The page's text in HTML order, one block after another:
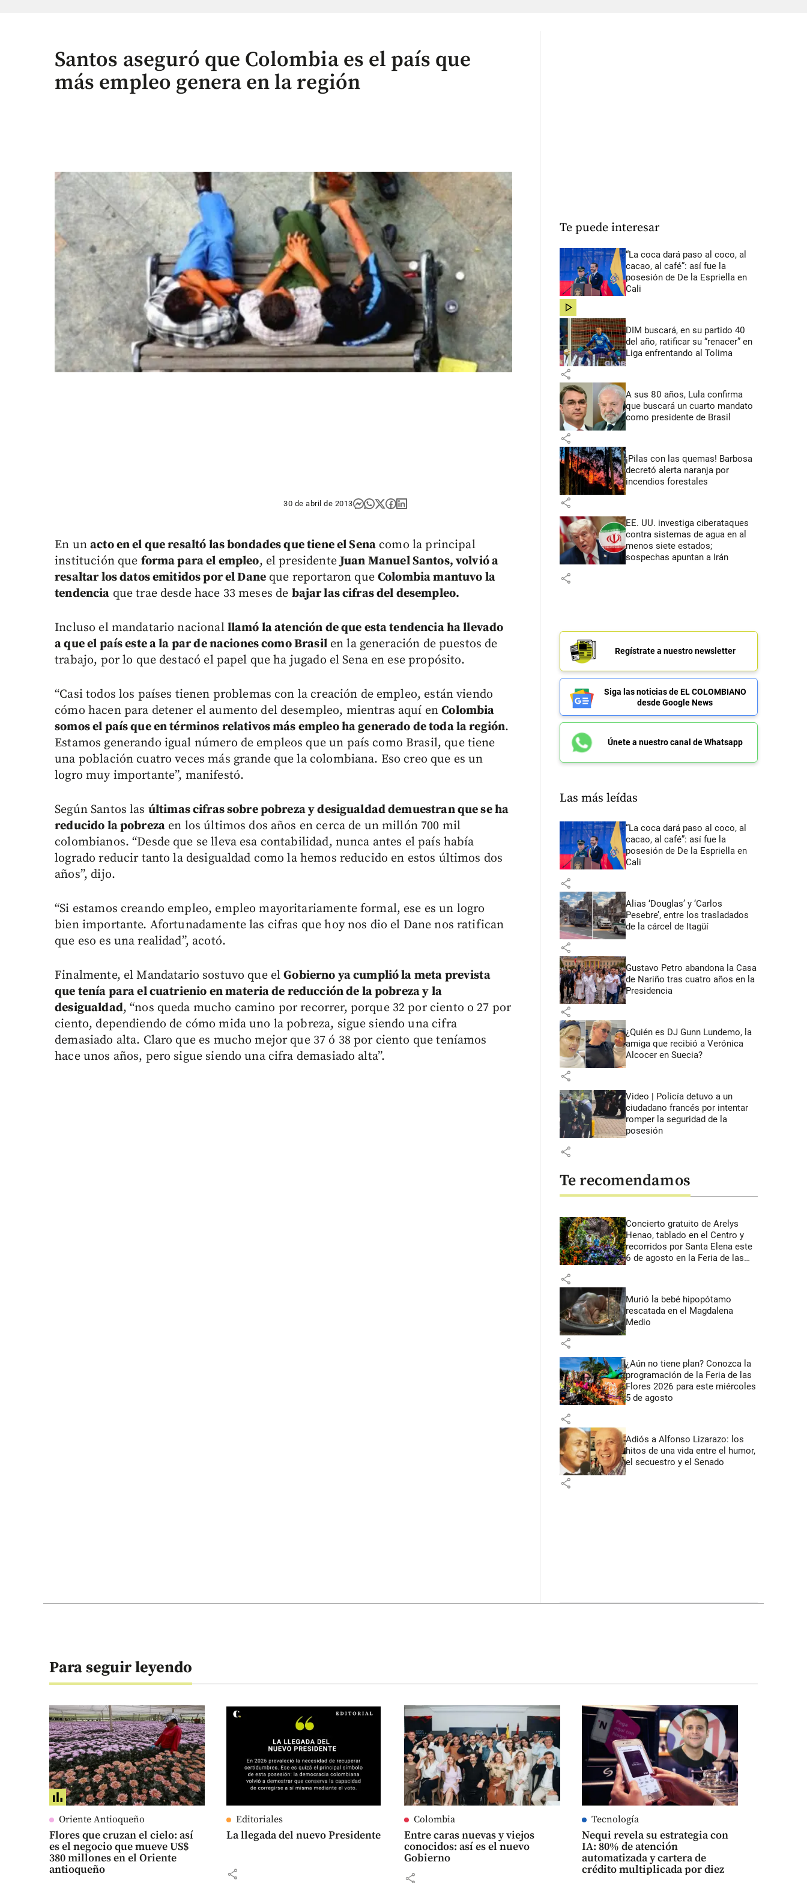
Santos aseguró que Colombia es el país que
más empleo genera en la región
30 de abril de 2013
En unacto en el que resaltó las bondades que tiene el Sena como la principal
institución que forma para el empleo, el presidenteJuan Manuel Santos, volvió a
resaltar los datos emitidos por el Dane que reportaron queColombia mantuvo la
tendencia que trae desde hace 33 meses de bajar las cifras del desempleo.
Incluso el mandatario nacional llamó la atención de que esta tendencia ha llevado
a que el país este a la par de naciones como Brasilen la generación de puestos de
trabajo, por lo que destacó el papel que ha jugado el Sena en ese propósito.
“Casi todos los países tienen problemas con la creación de empleo, están viendo
cómo hacen para detener el aumento del desempleo, mientras aquí enColombia
somos el país que en términos relativos más empleo ha generado de toda la región.
Estamos generando igual número de empleos que un país como Brasil, que tiene
una población cuatro veces más grande que la colombiana. Eso creo que es un
logro muy importante”, manifestó.
Según Santos las últimas cifras sobre pobreza y desigualdad demuestran que se ha
reducido la pobreza en los últimos dos años en cerca de un millón 700 mil
colombianos. “Desde que se lleva esa contabilidad, nunca antes el país había
logrado reducir tanto la desigualdad como la hemos reducido en estos últimos dos
años”, dijo.
“Si estamos creando empleo, empleo mayoritariamente formal, ese es un logro
bien importante. Afortunadamente las cifras que hoy nos dio el Dane nos ratifican
que eso es una realidad”, acotó.
Finalmente, el Mandatario sostuvo que elGobierno ya cumplió la meta prevista
que tenía para el cuatrienio en materia de reducción de la pobreza y la
desigualdad, “nos queda mucho camino por recorrer, porque 32 por ciento o 27 por
ciento, dependiendo de cómo mida uno la pobreza, sigue siendo una cifra
demasiado alta. Claro que es mucho mejor que 37 ó 38 por ciento que teníamos
hace unos años, pero sigue siendo una cifra demasiado alta”.
Te puede interesar
“La coca dará paso al coco, al
cacao, al café”: así fue la
posesión de De la Espriella en
Cali
share
DIM buscará, en su partido 40
del año, ratificar su “renacer” en
Liga enfrentando al Tolima
share
A sus 80 años, Lula confirma
que buscará un cuarto mandato
como presidente de Brasil
share
¡Pilas con las quemas! Barbosa
decretó alerta naranja por
incendios forestales
share
EE. UU. investiga ciberataques
contra sistemas de agua en al
menos siete estados;
sospechas apuntan a Irán
share
Regístrate a nuestro newsletter
Siga las noticias de EL COLOMBIANO
desde Google News
Únete a nuestro canal de Whatsapp
Las más leídas
“La coca dará paso al coco, al
cacao, al café”: así fue la
posesión de De la Espriella en
Cali
share
Alias ‘Douglas’ y ‘Carlos
Pesebre’, entre los trasladados
de la cárcel de Itagüí
share
Gustavo Petro abandona la Casa
de Nariño tras cuatro años en la
Presidencia
share
¿Quién es DJ Gunn Lundemo, la
amiga que recibió a Verónica
Alcocer en Suecia?
share
Video | Policía detuvo a un
ciudadano francés por intentar
romper la seguridad de la
posesión
share
Te recomendamos
Concierto gratuito de Arelys
Henao, tablado en el Centro y
recorridos por Santa Elena este
6 de agosto en la Feria de las
share
Murió la bebé hipopótamo
rescatada en el Magdalena
Medio
share
¿Aún no tiene plan? Conozca la
programación de la Feria de las
Flores 2026 para este miércoles
5 de agosto
share
Adiós a Alfonso Lizarazo: los
hitos de una vida entre el humor,
el secuestro y el Senado
share
Para seguir leyendo
Oriente Antioqueño
Flores que cruzan el cielo: así
es el negocio que mueve US$
380 millones en el Oriente
antioqueño
Editoriales
La llegada del nuevo Presidente
share
Colombia
Entre caras nuevas y viejos
conocidos: así es el nuevo
Gobierno
share
Tecnología
Nequi revela su estrategia con
IA: 80% de atención
automatizada y cartera de
crédito multiplicada por diez